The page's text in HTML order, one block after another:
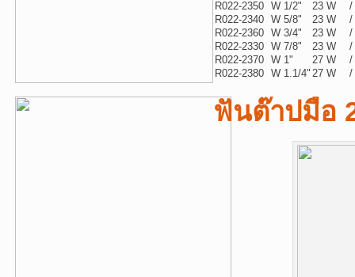
R022-2350 W 1/2" 23 W
/
R022-2340 W 5/8" 23 W
/
R022-2360 W 3/4" 23 W
/
R022-2330 W 7/8" 23 W
/
R022-2370 W 1" 27 W
/
R022-2380 W 1.1/4" 27 W /
ฟันต๊าปมือ